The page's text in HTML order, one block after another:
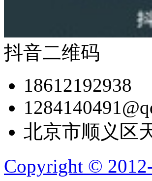
抖音二维码
18612192938
北京市顺义区
Copyright ©